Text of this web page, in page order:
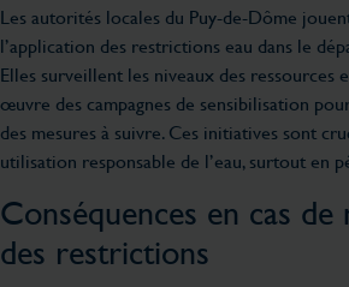
Les autorités locales du Puy-de-Dôme
l’application des restrictions eau dans le
Elles surveillent les niveaux des ressources
œuvre des campagnes de sensibilisation
des mesures à suivre. Ces initiatives sont
utilisation responsable de l’eau, surtout en
Conséquences en cas
des restrictions